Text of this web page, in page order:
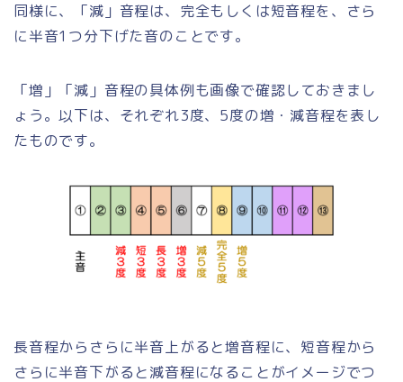
同様に、「減」音程は、完全もしくは短音程を、さら
に半音1つ分下げた音のことです。
「増」「減」音程の具体例も画像で確認しておきまし
ょう。以下は、それぞれ3度、5度の増・減音程を表し
たものです。
長音程からさらに半音上がると増音程に、短音程から
さらに半音下がると減音程になることがイメージでつ